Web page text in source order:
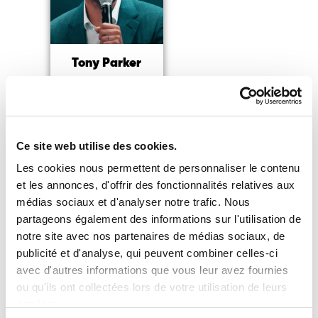
Ce site web utilise des cookies.
Les cookies nous permettent de personnaliser le contenu
et les annonces, d'offrir des fonctionnalités relatives aux
médias sociaux et d'analyser notre trafic. Nous
partageons également des informations sur l'utilisation de
notre site avec nos partenaires de médias sociaux, de
publicité et d'analyse, qui peuvent combiner celles-ci
avec d'autres informations que vous leur avez fournies
ou qu'ils ont collectées lors de votre utilisation de leurs
Tony Parker
Lire la suite
Vous souhaitez accéder à notre
catalogue complet ?